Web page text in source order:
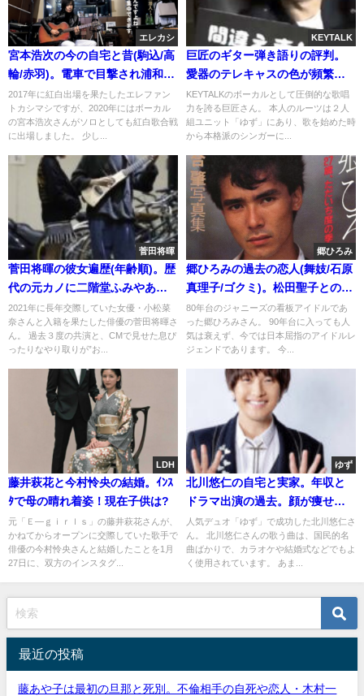
エレカシ
宮本浩次の今の自宅と昔(駒込/高
輪/赤羽)。電車で目撃され浦和駅
が最寄り説
2017年に紅白出場を果たしたエレファン
トカシマシですが、2020年にはボーカル
の宮本浩次さんがソロとしても紅白歌合戦
に出場しました。 少し...
KEYTALK
巨匠のギター弾き語りの評判。
愛器のテレキャスの色が頻繁に
変化
KEYTALKのボーカルとして圧倒的な歌唱
力を誇る巨匠さん。 本人のルーツは２人
組ユニット「ゆず」にあり、歌を始めた時
から本格派のシンガーに...
菅田将暉
菅田将暉の彼女遍歴(年齢順)。歴
代の元カノに二階堂ふみやあい
みょん、菜々緒？
2021年に長年交際していた女優・小松菜
奈さんと入籍を果たした俳優の菅田将暉さ
ん。 過去３度の共演と、CMで見せた息ぴ
ったりなやり取りが”お...
郷ひろみ
郷ひろみの過去の恋人(舞妓/石原
真理子/ゴクミ)。松田聖子との破
局理由は浮気
80年台のジャニーズの看板アイドルであ
った郷ひろみさん。 90年台に入っても人
気は衰えず、今では日本屈指のアイドルレ
ジェンドであります。 今...
LDH
藤井萩花と今村怜央の結婚。ｲﾝｽ
ﾀで母の晴れ着姿！現在子供は?
元「Ｅ―ｇｉｒｌｓ」の藤井萩花さんが、
かねてからオープンに交際していた歌手で
俳優の今村怜央さんと結婚したことを1月
27日に、双方のインスタグ...
ゆず
北川悠仁の自宅と実家。年収と
ドラマ出演の過去。顔が痩せた
のは病気?
人気デュオ「ゆず」で成功した北川悠仁さ
ん。 北川悠仁さんの歌う曲は、国民的名
曲ばかりで、カラオケや結婚式などでもよ
く使用されています。 あま...
最近の投稿
藤あや子は最初の旦那と死別。不倫相手の自死や恋人・木村一